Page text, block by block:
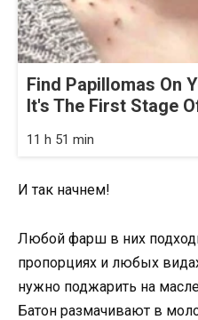
Find Papillomas On
It's The First Stage
11 h 51 min
И так начнем!
Любой фарш в них
пропорциях и любых
нужно поджарить на
Батон размачивают в